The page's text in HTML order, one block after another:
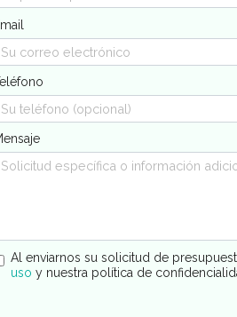
Al enviarnos su solicitud de
uso y nuestra política de